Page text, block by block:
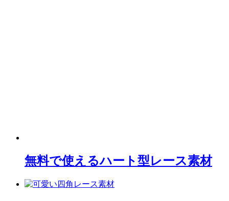
無料で使えるハート型レース素材